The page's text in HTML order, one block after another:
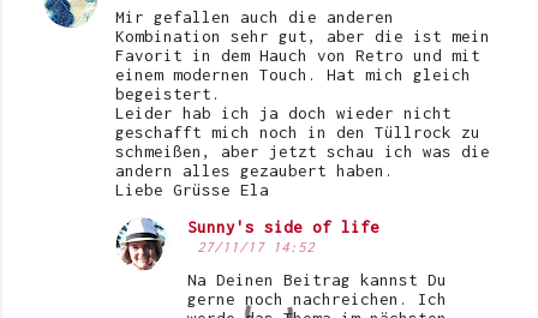
Mir gefallen auch die anderen
Kombination sehr gut, aber die ist mein
Favorit in dem Hauch von Retro und mit
einem modernen Touch. Hat mich gleich
begeistert.
Leider hab ich ja doch wieder nicht
geschafft mich noch in den Tüllrock zu
schmeißen, aber jetzt schau ich was die
andern alles gezaubert haben.
Liebe Grüsse Ela
Sunny's side of life
27/11/17 14:52
Na Deinen Beitrag kannst Du
gerne noch nachreichen. Ich